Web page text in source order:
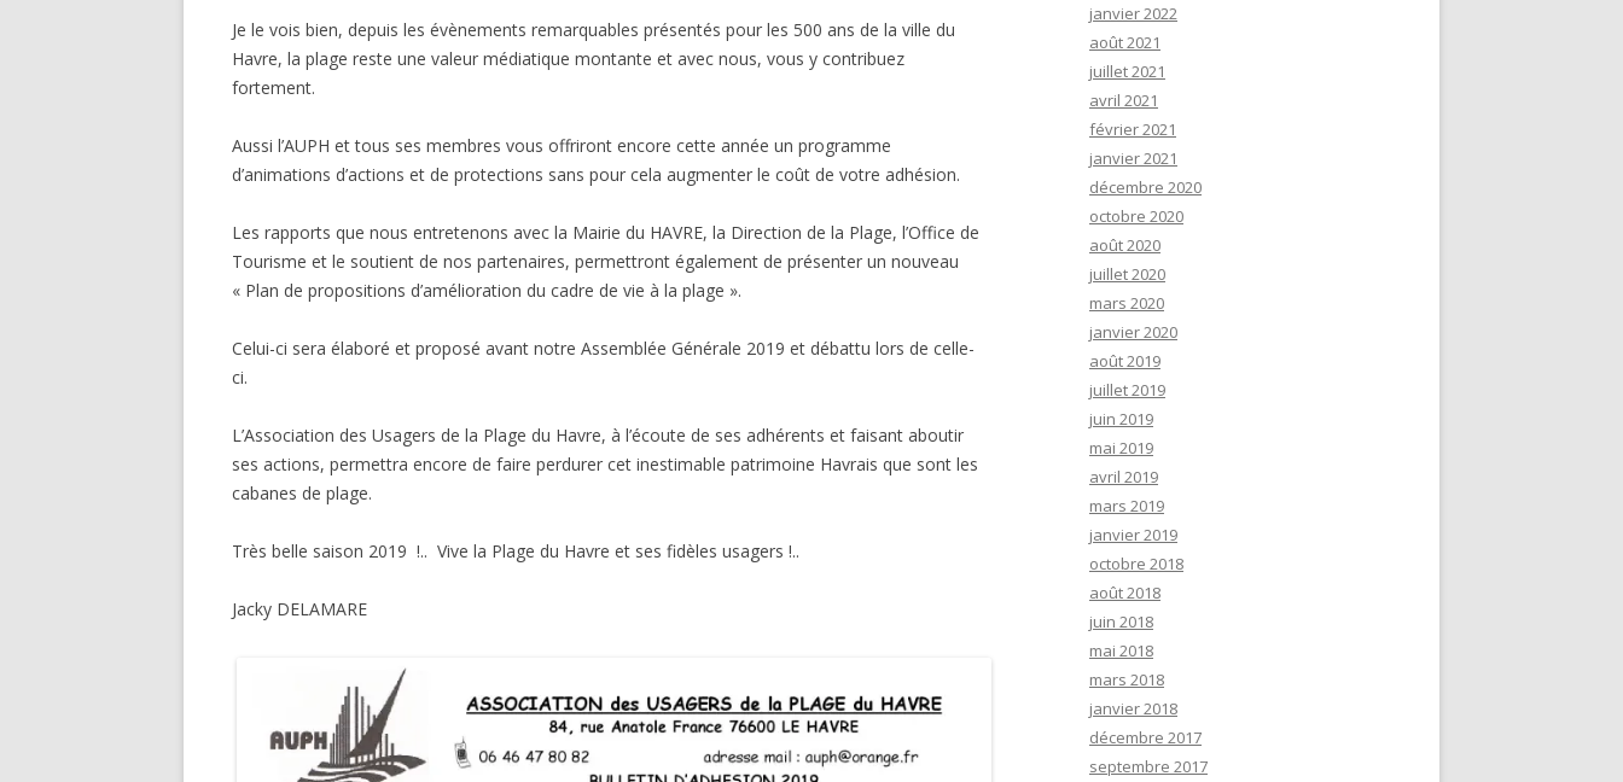
Je le vois bien, depuis les évènements remarquables présentés pour les 500 ans de la ville du
Havre, la plage reste une valeur médiatique montante et avec nous, vous y contribuez
fortement.
Aussi l’AUPH et tous ses membres vous offriront encore cette année un programme
d’animations d’actions et de protections sans pour cela augmenter le coût de votre adhésion.
Les rapports que nous entretenons avec la Mairie du HAVRE, la Direction de la Plage, l’Office de
Tourisme et le soutient de nos partenaires, permettront également de présenter un nouveau
« Plan de propositions d’amélioration du cadre de vie à la plage ».
Celui-ci sera élaboré et proposé avant notre Assemblée Générale 2019 et débattu lors de celle-
ci.
L’Association des Usagers de la Plage du Havre, à l’écoute de ses adhérents et faisant aboutir
ses actions, permettra encore de faire perdurer cet inestimable patrimoine Havrais que sont les
cabanes de plage.
Très belle saison 2019 !.. Vive la Plage du Havre et ses fidèles usagers !..
Jacky DELAMARE
janvier 2022
août 2021
juillet 2021
avril 2021
février 2021
janvier 2021
décembre 2020
octobre 2020
août 2020
juillet 2020
mars 2020
janvier 2020
août 2019
juillet 2019
juin 2019
mai 2019
avril 2019
mars 2019
janvier 2019
octobre 2018
août 2018
juin 2018
mai 2018
mars 2018
janvier 2018
décembre 2017
septembre 2017